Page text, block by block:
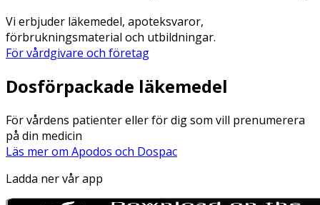
Vi erbjuder läkemedel, apoteksvaror,
förbrukningsmaterial och utbildningar.
För vårdgivare och företag
Dosförpackade läkemedel
För vårdens patienter eller för dig som vill prenumerera
på din medicin
Läs mer om Apodos och Dospac
Ladda ner vår app